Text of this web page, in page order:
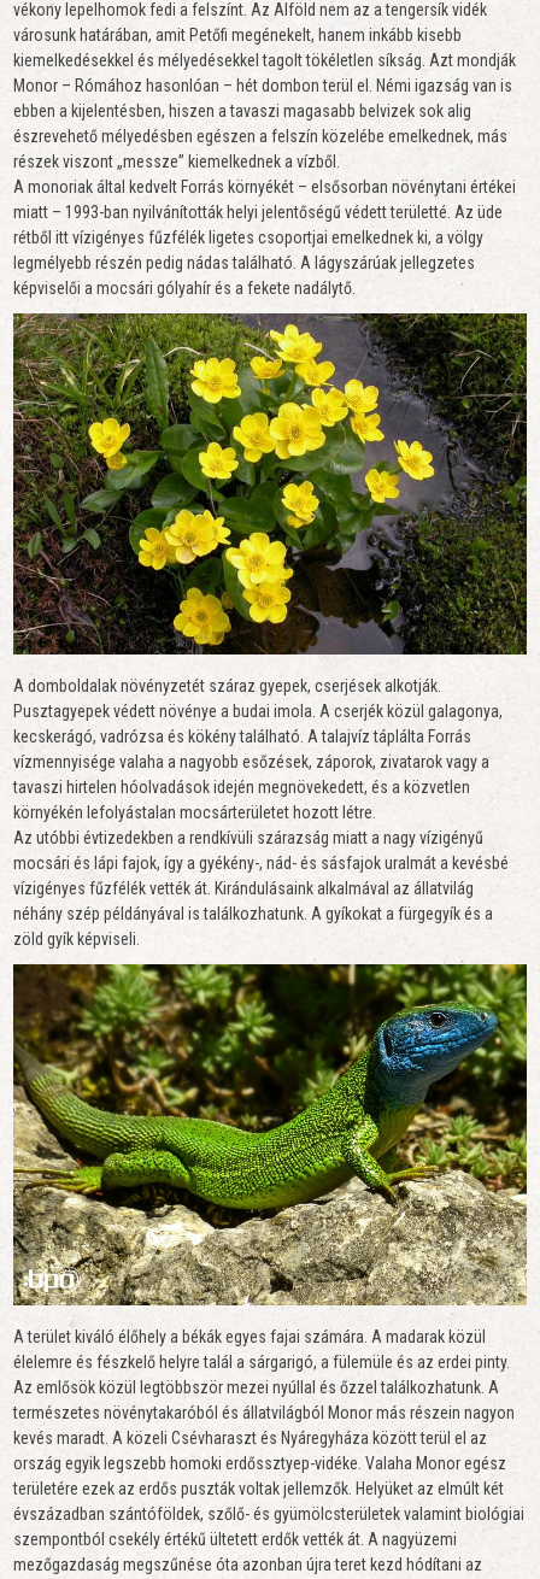
vékony lepelhomok fedi a felszínt. Az Alföld nem az a tengersík vidék
városunk határában, amit Petőfi megénekelt, hanem inkább kisebb
kiemelkedésekkel és mélyedésekkel tagolt tökéletlen síkság. Azt mondják
Monor – Rómához hasonlóan – hét dombon terül el. Némi igazság van is
ebben a kijelentésben, hiszen a tavaszi magasabb belvizek sok alig
észrevehető mélyedésben egészen a felszín közelébe emelkednek, más
részek viszont „messze” kiemelkednek a vízből.
A monoriak által kedvelt Forrás környékét – elsősorban növénytani értékei
miatt – 1993-ban nyilvánították helyi jelentőségű védett területté. Az üde
rétből itt vízigényes fűzfélék ligetes csoportjai emelkednek ki, a völgy
legmélyebb részén pedig nádas található. A lágyszárúak jellegzetes
képviselői a mocsári gólyahír és a fekete nadálytő.
A domboldalak növényzetét száraz gyepek, cserjések alkotják.
Pusztagyepek védett növénye a budai imola. A cserjék közül galagonya,
kecskerágó, vadrózsa és kökény található. A talajvíz táplálta Forrás
vízmennyisége valaha a nagyobb esőzések, záporok, zivatarok vagy a
tavaszi hirtelen hóolvadások idején megnövekedett, és a közvetlen
környékén lefolyástalan mocsárterületet hozott létre.
Az utóbbi évtizedekben a rendkívüli szárazság miatt a nagy vízigényű
mocsári és lápi fajok, így a gyékény-, nád- és sásfajok uralmát a kevésbé
vízigényes fűzfélék vették át. Kirándulásaink alkalmával az állatvilág
néhány szép példányával is találkozhatunk. A gyíkokat a fürgegyík és a
zöld gyík képviseli.
A terület kiváló élőhely a békák egyes fajai számára. A madarak közül
élelemre és fészkelő helyre talál a sárgarigó, a fülemüle és az erdei pinty.
Az emlősök közül legtöbbször mezei nyúllal és őzzel találkozhatunk. A
természetes növénytakaróból és állatvilágból Monor más részein nagyon
kevés maradt. A közeli Csévharaszt és Nyáregyháza között terül el az
ország egyik legszebb homoki erdőssztyep-vidéke. Valaha Monor egész
területére ezek az erdős puszták voltak jellemzők. Helyüket az elmúlt két
évszázadban szántóföldek, szőlő- és gyümölcsterületek valamint biológiai
szempontból csekély értékű ültetett erdők vették át. A nagyüzemi
mezőgazdaság megszűnése óta azonban újra teret kezd hódítani az